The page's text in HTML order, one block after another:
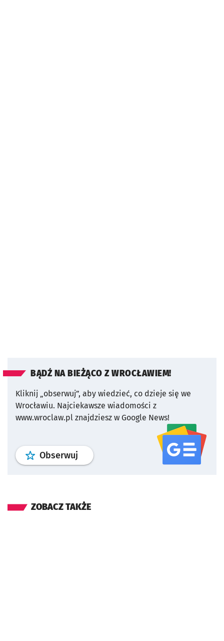
BĄDŹ NA BIEŻĄCO Z WROCŁAWIEM!
Kliknij „obserwuj”, aby wiedzieć, co dzieje się we
Wrocławiu. Najciekawsze wiadomości z
www.wroclaw.pl znajdziesz w Google News!
Obserwuj profil serwisu
ZOBACZ TAKŻE